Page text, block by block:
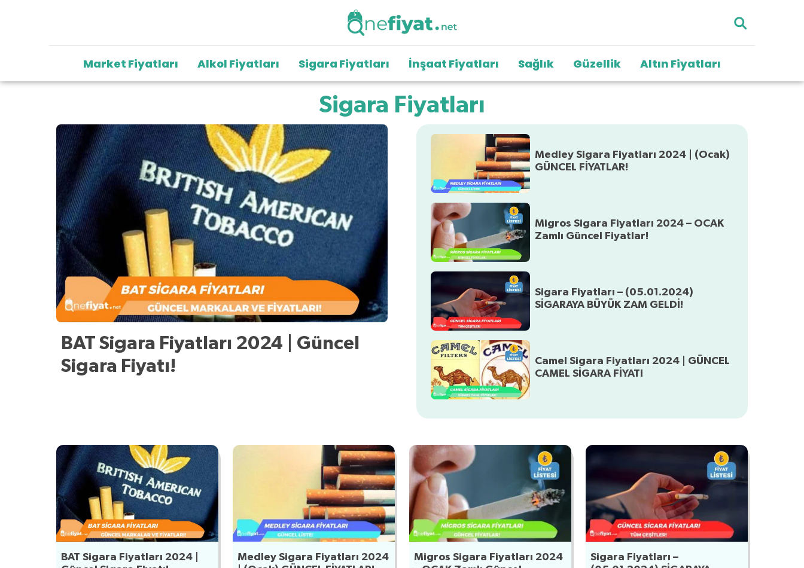
Market Fiyatları Alkol Fiyatları Sigara Fiyatları İnşaat Fiyatları Sağlık Güzellik Altın Fiyatları
Sigara Fiyatları
BAT Sigara Fiyatları 2024 | Güncel
Sigara Fiyatı!
Medley Sigara Fiyatları 2024 | (Ocak)
GÜNCEL FİYATLAR!
Migros Sigara Fiyatları 2024 – OCAK
Zamlı Güncel Fiyatlar!
Sigara Fiyatları – (05.01.2024)
SİGARAYA BÜYÜK ZAM GELDİ!
Camel Sigara Fiyatları 2024 | GÜNCEL
CAMEL SİGARA FİYATI
BAT Sigara Fiyatları 2024 |
Medley Sigara Fiyatları 2024
Migros Sigara Fiyatları 2024
Sigara Fiyatları –